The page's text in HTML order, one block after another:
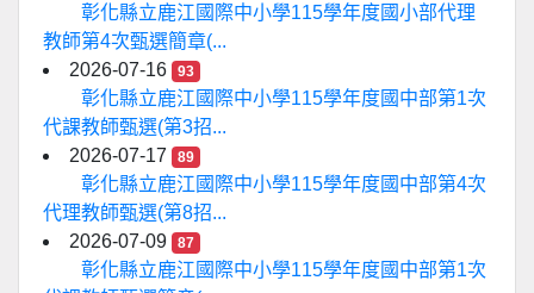
彰化縣立鹿江國際中小學115學年度國小部代理
教師第4次甄選簡章(...
2026-07-16
93
彰化縣立鹿江國際中小學115學年度國中部第1次
代課教師甄選(第3招...
2026-07-17
89
彰化縣立鹿江國際中小學115學年度國中部第4次
代理教師甄選(第8招...
2026-07-09
87
彰化縣立鹿江國際中小學115學年度國中部第1次